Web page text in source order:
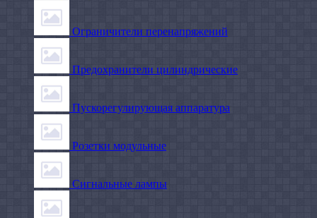
Ограничители перенапряжений
Предохранители цилиндрические
Пускорегулирующая аппаратура
Розетки модульные
Сигнальные лампы